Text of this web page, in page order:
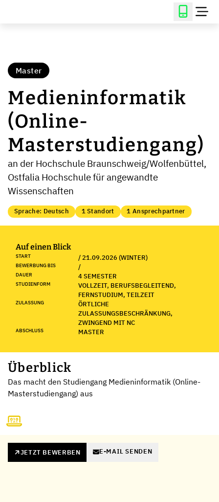
Master
Medieninformatik
(Online-
Masterstudiengang)
an der Hochschule Braunschweig/Wolfenbüttel,
Ostfalia Hochschule für angewandte
Wissenschaften
Sprache: Deutsch 1 Standort 1 Ansprechpartner
Auf einen Blick
START / 21.09.2026 (WINTER)
BEWERBUNG BIS /
DAUER 4 SEMESTER
STUDIENFORM
VOLLZEIT, BERUFSBEGLEITEND,
FERNSTUDIUM, TEILZEIT
ZULASSUNG
ÖRTLICHE
ZULASSUNGSBESCHRÄNKUNG,
ZWINGEND MIT NC
ABSCHLUSS MASTER
Überblick
Das macht den Studiengang Medieninformatik (Online-
Masterstudiengang) aus
JETZT BEWERBEN E-MAIL SENDEN